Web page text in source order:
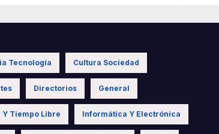
Tecnología Cultura Sociedad
Directorios General
Y Tiempo Libre Informática Y Electrónica